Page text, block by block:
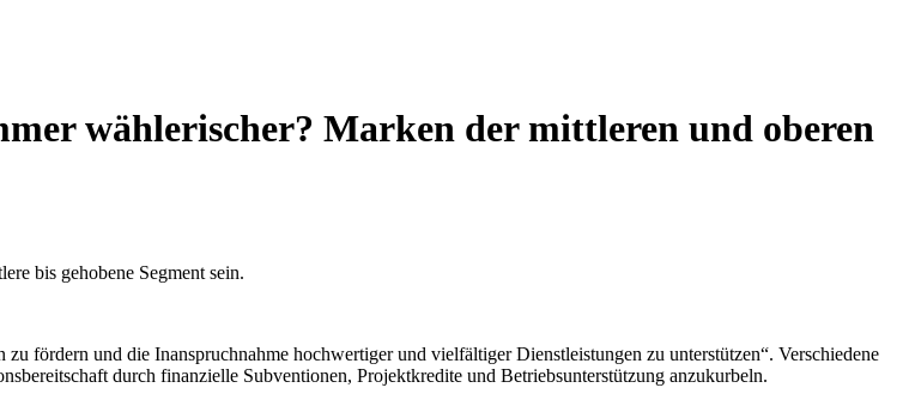
wählerischer? Marken der mittleren und oberen
bis gehobene Segment sein.
fördern und die Inanspruchnahme hochwertiger und vielfältiger Dienstleistungen zu unterstützen“. Verschiedene
durch finanzielle Subventionen, Projektkredite und Betriebsunterstützung anzukurbeln.